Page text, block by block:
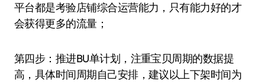
平台都是考验店铺综合运营能力，只有能力好的才
会获得更多的流量；
第四步：推进BU单计划，注重宝贝周期的数据提
高，具体时间周期自己安排，建议以上下架时间为